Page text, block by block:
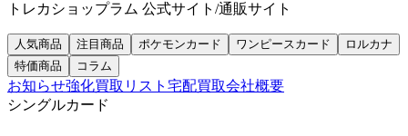
トレカショップラム 公式サイト/通販サイト
人気商品 注目商品 ポケモンカード ワンピースカード
ロルカナ
特価商品
コラム
お知らせ強化買取リスト 宅配買取会社概要
シングルカード